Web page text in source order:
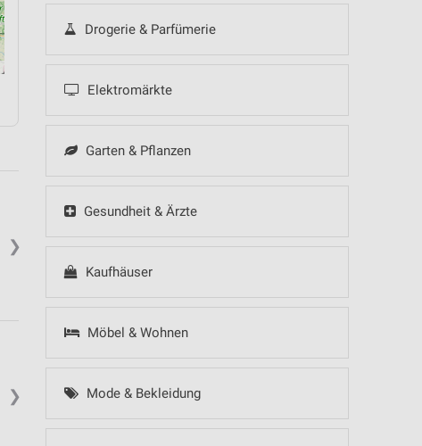
Drogerie & Parfümerie
Elektromärkte
Garten & Pflanzen
Gesundheit & Ärzte
Kaufhäuser
Möbel & Wohnen
Mode & Bekleidung
❯
❯